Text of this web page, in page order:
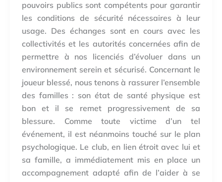
pouvoirs publics sont compétents pour garantir
les conditions de sécurité nécessaires à leur
usage. Des échanges sont en cours avec les
collectivités et les autorités concernées afin de
permettre à nos licenciés d’évoluer dans un
environnement serein et sécurisé. Concernant le
joueur blessé, nous tenons à rassurer l’ensemble
des familles : son état de santé physique est
bon et il se remet progressivement de sa
blessure. Comme toute victime d’un tel
événement, il est néanmoins touché sur le plan
psychologique. Le club, en lien étroit avec lui et
sa famille, a immédiatement mis en place un
accompagnement adapté afin de l’aider à se